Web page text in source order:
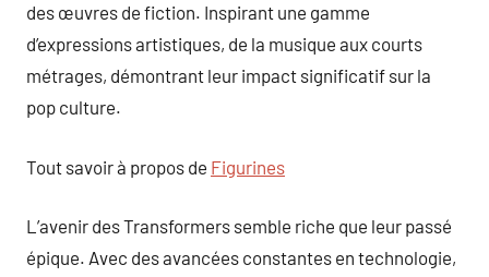
des œuvres de fiction. Inspirant une gamme
d’expressions artistiques, de la musique aux courts
métrages, démontrant leur impact significatif sur la
pop culture.
Tout savoir à propos de Figurines
L’avenir des Transformers semble riche que leur passé
épique. Avec des avancées constantes en technologie,